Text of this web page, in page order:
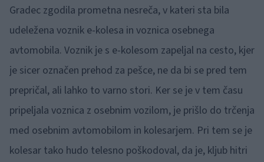
Gradec zgodila prometna nesreča, v kateri sta bila
udeležena voznik e-kolesa in voznica osebnega
avtomobila. Voznik je s e-kolesom zapeljal na cesto, kjer
je sicer označen prehod za pešce, ne da bi se pred tem
prepričal, ali lahko to varno stori. Ker se je v tem času
pripeljala voznica z osebnim vozilom, je prišlo do trčenja
med osebnim avtomobilom in kolesarjem. Pri tem se je
kolesar tako hudo telesno poškodoval, da je, kljub hitri